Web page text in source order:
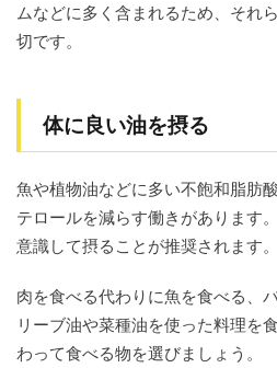
缶詰
4.7
おひ
野菜
4.8
チキ
ン
5
ムなどに多く含まれるため、それ
切です。
体に良い油を摂る
魚や植物油などに多い不飽和脂肪
テロールを減らす働きがあります
意識して摂ることが推奨されます。
肉を食べる代わりに魚を食べる、
リーブ油や菜種油を使った料理を
わって食べる物を選びましょう。